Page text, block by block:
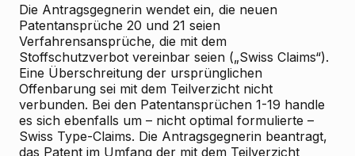
Die Antragsgegnerin wendet ein, die neuen
Patentansprüche 20 und 21 seien
Verfahrensansprüche, die mit dem
Stoffschutzverbot vereinbar seien („Swiss Claims“).
Eine Überschreitung der ursprünglichen
Offenbarung sei mit dem Teilverzicht nicht
verbunden. Bei den Patentansprüchen 1-19 handle
es sich ebenfalls um – nicht optimal formulierte –
Swiss Type-Claims. Die Antragsgegnerin beantragt,
das Patent im Umfang der mit dem Teilverzicht